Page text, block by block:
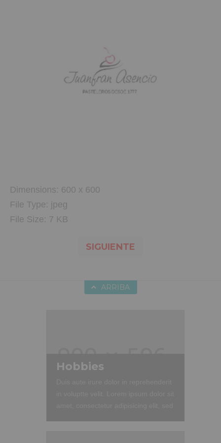
Dimensions: 600 x 600
File Type:
jpeg
File Size: 7 KB
SIGUIENTE
ARRIBA
Hobbies